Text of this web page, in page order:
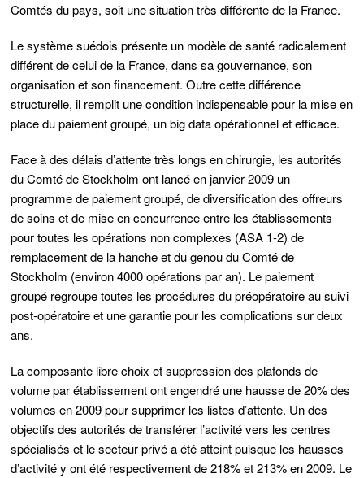
Comtés du pays, soit une situation très différente de la France.
Le système suédois présente un modèle de santé radicalement
différent de celui de la France, dans sa gouvernance, son
organisation et son financement. Outre cette différence
structurelle, il remplit une condition indispensable pour la mise en
place du paiement groupé, un big data opérationnel et efficace.
Face à des délais d’attente très longs en chirurgie, les autorités
du Comté de Stockholm ont lancé en janvier 2009 un
programme de paiement groupé, de diversification des offreurs
de soins et de mise en concurrence entre les établissements
pour toutes les opérations non complexes (ASA 1-2) de
remplacement de la hanche et du genou du Comté de
Stockholm (environ 4000 opérations par an). Le paiement
groupé regroupe toutes les procédures du préopératoire au suivi
post-opératoire et une garantie pour les complications sur deux
ans.
La composante libre choix et suppression des plafonds de
volume par établissement ont engendré une hausse de 20% des
volumes en 2009 pour supprimer les listes d’attente. Un des
objectifs des autorités de transférer l’activité vers les centres
spécialisés et le secteur privé a été atteint puisque les hausses
d’activité y ont été respectivement de 218% et 213% en 2009. Le